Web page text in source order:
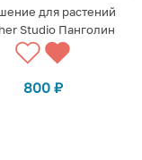
для растений
Studio Панголин
800 ₽